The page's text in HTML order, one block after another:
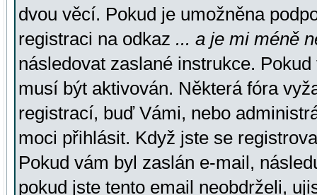
dvou věcí. Pokud je umožněna
registraci na odkaz ... a je mi méně
následovat zaslané instrukce.
musí být aktivován. Některá fóra
registrací, buď Vámi, nebo
moci přihlásit. Když jste se
Pokud vám byl zaslán e-mail,
pokud jste tento email neobdrželi,